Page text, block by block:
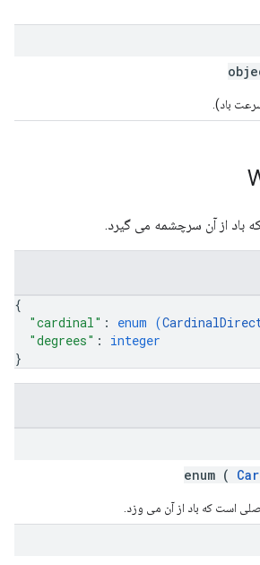
باد).
باد از آن سرچشمه می گیرد.
{
"cardinal" : enum (
"degrees" : integer
}
enum (
است که باد از آن می وزد.